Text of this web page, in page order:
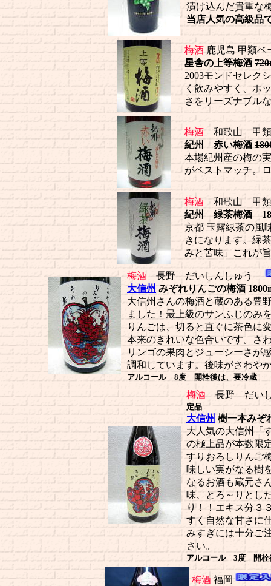
漬け込んだ貴重な
当店人気の高級品
梅酒鹿児島 甲類ベ
星舎の上等梅酒
2003モンドセレク
く飲みやすく、ホ
さをリーズナブル
梅酒和歌山 甲類
紀州 赤い梅酒
本場紀州産の梅の
がベストマッチ。
梅酒 和歌山 甲類
紀州 緑茶梅酒
京都 玉露緑茶の風
きになります。緑
みと苦味」これが
梅酒 長野 だいしんしゅう
大信州 みぞれりんごの梅酒
大信州さんの梅酒と蔵のある豊
ました！最上級のサンふじのみ
りんごは、切ると直ぐに茶色に
本来のきれいな色合いです。さ
リンゴの果肉とジューシーさが
調和しています。後味がさわや
アルコール 8度 開栓後は、要冷蔵
梅酒長野 だいし
定品
大信州 樹一本みぞ
大人気の大信州「
の極上品が本数限
すりおろしりんご
味しい実がなる樹
なるお酒も蔵元さ
味、とろ～りとし
り！！エキス分３
すく自然な甘さに
みすぎには十分ご
さい。
アルコール 3度 開栓
梅酒 福岡